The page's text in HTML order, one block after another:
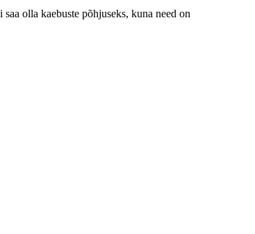
saa olla kaebuste põhjuseks, kuna need on